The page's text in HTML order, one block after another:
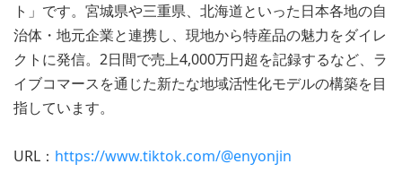
ト」です。宮城県や三重県、北海道といった日本各地の自
治体・地元企業と連携し、現地から特産品の魅力をダイレ
クトに発信。2日間で売上4,000万円超を記録するなど、ラ
イブコマースを通じた新たな地域活性化モデルの構築を目
指しています。
URL： https://www.tiktok.com/@enyonjin